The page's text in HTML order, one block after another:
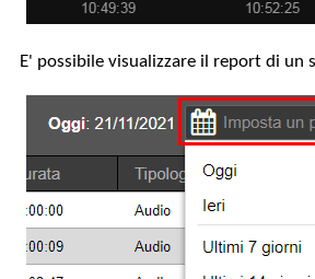
E' possibile visualizzare il report di